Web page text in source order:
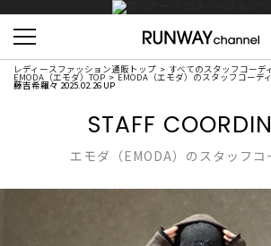
レディースファッション通販トップ すべてのスタッフコーデ
EMODA（エモダ）TOP EMODA（エモダ）のスタッフコーデ
藤吉希羅々 2025.02.26 UP
STAFF
エモダ（EMODA）のスタッフコ